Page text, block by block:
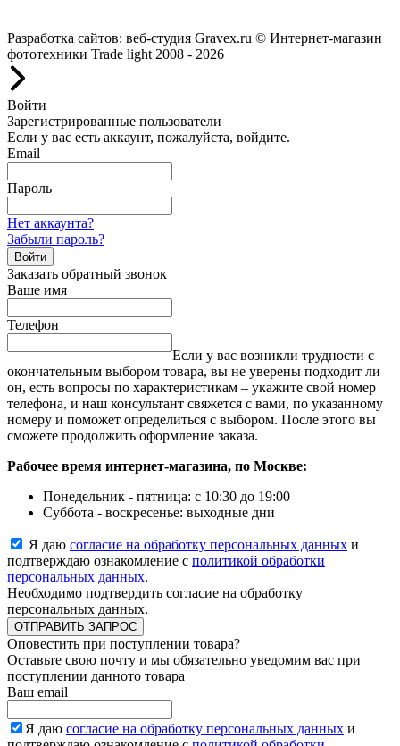
Разработка сайтов: веб-студия Gravex.ru © Интернет-магазин
фототехники Trade light 2008 - 2026
Войти
Зарегистрированные пользователи
Если у вас есть аккаунт, пожалуйста, войдите.
Email
Пароль
Нет аккаунта?
Забыли пароль?
Войти
Заказать обратный звонок
Ваше имя
Телефон
Если у вас возникли трудности с
окончательным выбором товара, вы не уверены подходит ли
он, есть вопросы по характеристикам – укажите свой номер
телефона, и наш консультант свяжется с вами, по указанному
номеру и поможет определиться с выбором. После этого вы
сможете продолжить оформление заказа.
Рабочее время интернет-магазина, по Москве:
Понедельник - пятница: с 10:30 до 19:00
Суббота - воскресенье: выходные дни
Я даю согласие на обработку персональных данных и
подтверждаю ознакомление с политикой обработки
персональных данных.
Необходимо подтвердить согласие на обработку
персональных данных.
ОТПРАВИТЬ ЗАПРОС
Оповестить при поступлении товара?
Оставьте свою почту и мы обязательно уведомим вас при
поступлении данното товара
Ваш email
Я даю согласие на обработку персональных данных и